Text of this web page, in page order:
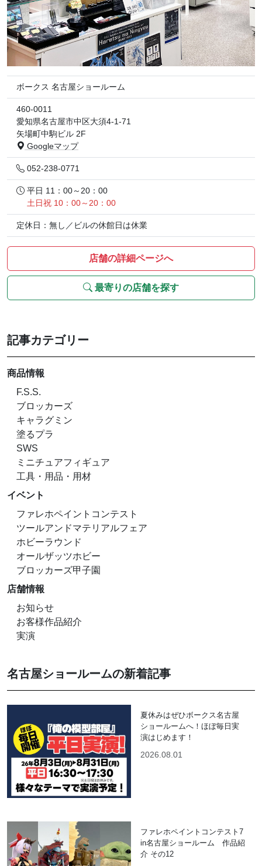
ボークス 名古屋ショールーム
460-0011
愛知県名古屋市中区大須4-1-71
矢場町中駒ビル 2F
Googleマップ
052-238-0771
平日 11：00～20：00
土日祝 10：00～20：00
定休日：無し／ビルの休館日は休業
店舗の詳細ページへ
最寄りの店舗を探す
記事カテゴリー
商品情報
F.S.S.
ブロッカーズ
キャラグミン
塗るプラ
SWS
ミニチュアフィギュア
工具・用品・用材
イベント
ファレホペイントコンテスト
ツールアンドマテリアルフェア
ホビーラウンド
オールザッツホビー
ブロッカーズ甲子園
店舗情報
お知らせ
お客様作品紹介
実演
名古屋ショールームの新着記事
夏休みはぜひボークス名古屋
ショールームへ！ほぼ毎日実
演はじめます！
2026.08.01
ファレホペイントコンテスト7
in名古屋ショールーム 作品紹
介 その12